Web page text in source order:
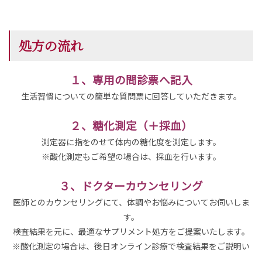
処方の流れ
１、専用の問診票へ記入
生活習慣についての簡単な質問票に回答していただきます。
２、糖化測定（＋採血）
測定器に指をのせて体内の糖化度を測定します。
※酸化測定もご希望の場合は、採血を行います。
３、ドクターカウンセリング
医師とのカウンセリングにて、体調やお悩みについてお伺いしま
す。
検査結果を元に、最適なサプリメント処方をご提案いたします。
※酸化測定の場合は、後日オンライン診療で検査結果をご説明い